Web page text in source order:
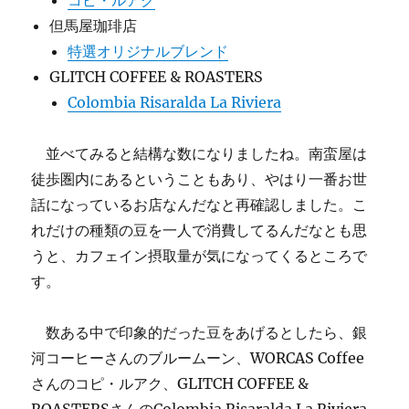
但馬屋珈琲店
特選オリジナルブレンド
GLITCH COFFEE & ROASTERS
Colombia Risaralda La Riviera
並べてみると結構な数になりましたね。南蛮屋は
徒歩圏内にあるということもあり、やはり一番お世
話になっているお店なんだなと再確認しました。こ
れだけの種類の豆を一人で消費してるんだなとも思
うと、カフェイン摂取量が気になってくるところで
す。
数ある中で印象的だった豆をあげるとしたら、銀
河コーヒーさんのブルームーン、WORCAS Coffee
さんのコピ・ルアク、GLITCH COFFEE &